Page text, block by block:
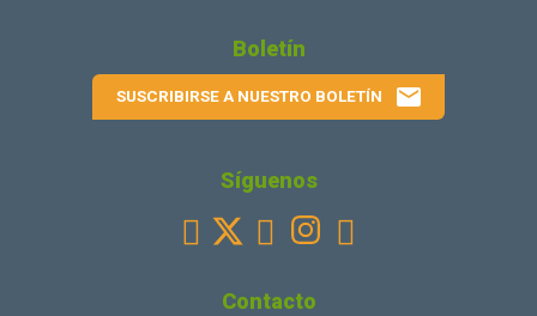
Boletín
SUSCRIBIRSE A NUESTRO BOLETÍN email
Síguenos
 Facebook
 YoutubeInstagram

Contacto